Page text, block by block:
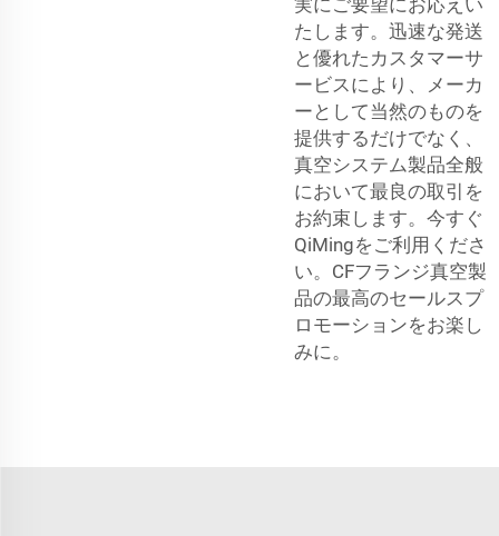
たします。迅速な発送
と優れたカスタマーサ
ービスにより、メーカ
ーとして当然のものを
提供するだけでなく、
真空システム製品全般
において最良の取引を
お約束します。今すぐ
QiMingをご利用くださ
い。CFフランジ真空製
品の最高のセールスプ
ロモーションをお楽し
みに。